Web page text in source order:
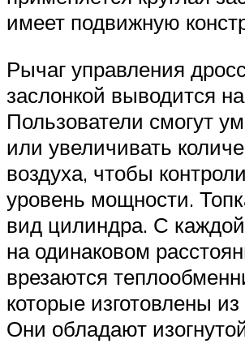
имеет подвижную
Рычаг управления
заслонкой выводится
Пользователи смогут
или увеличивать
воздуха, чтобы
уровень мощности.
вид цилиндра. С
на одинаковом
врезаются
которые изготовлены
Они обладают